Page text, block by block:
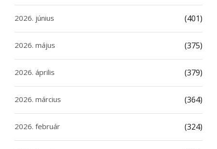
2026. június (401)
2026. május (375)
2026. április (379)
2026. március (364)
2026. február (324)